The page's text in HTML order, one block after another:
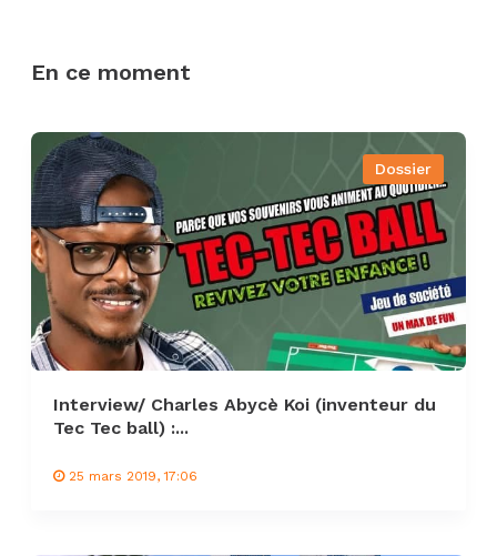
En ce moment
Dossier
Interview/ Charles Abycè Koi (inventeur du
Tec Tec ball) :...
25 mars 2019, 17:06